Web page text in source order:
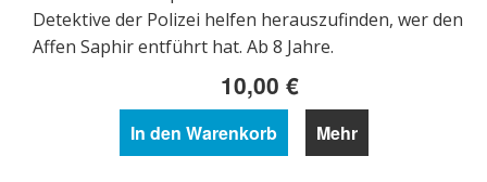
Detektive der Polizei helfen herauszufinden, wer den
Affen Saphir entführt hat. Ab 8 Jahre.
10,00 €
In den Warenkorb Mehr